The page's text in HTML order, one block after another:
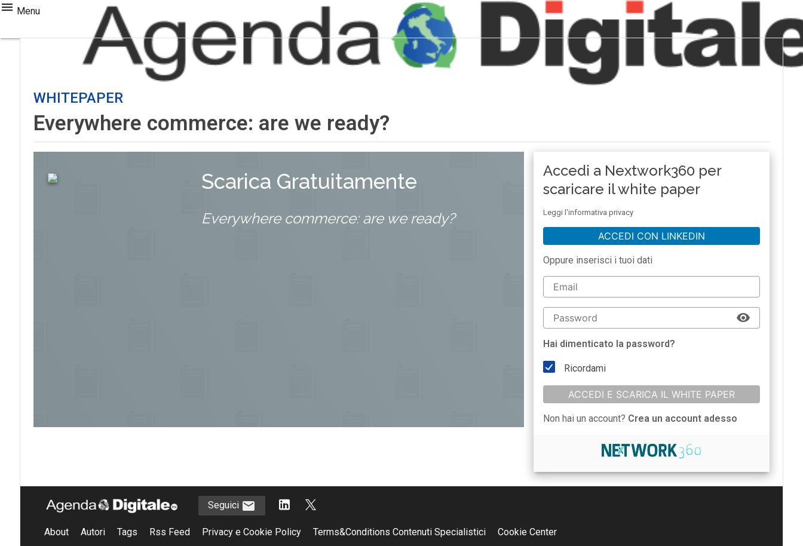
Menu
WHITEPAPER
Everywhere commerce: are we ready?
Scarica Gratuitamente
Everywhere commerce: are we ready?
Accedi a Nextwork360 per
scaricare il white paper
Leggi l'informativa privacy
ACCEDI CON LINKEDIN
Oppure inserisci i tuoi dati
Hai dimenticato la password?
Ricordami
ACCEDI E SCARICA IL WHITE PAPER
Non hai un account? Crea un account adesso
Seguici
About Autori Tags Rss Feed Privacy e Cookie Policy Terms&Conditions Contenuti Specialistici Cookie Center